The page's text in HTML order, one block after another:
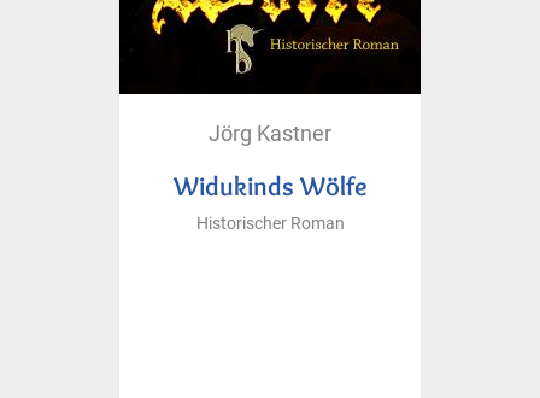
Jörg Kastner
Widukinds Wölfe
Historischer Roman